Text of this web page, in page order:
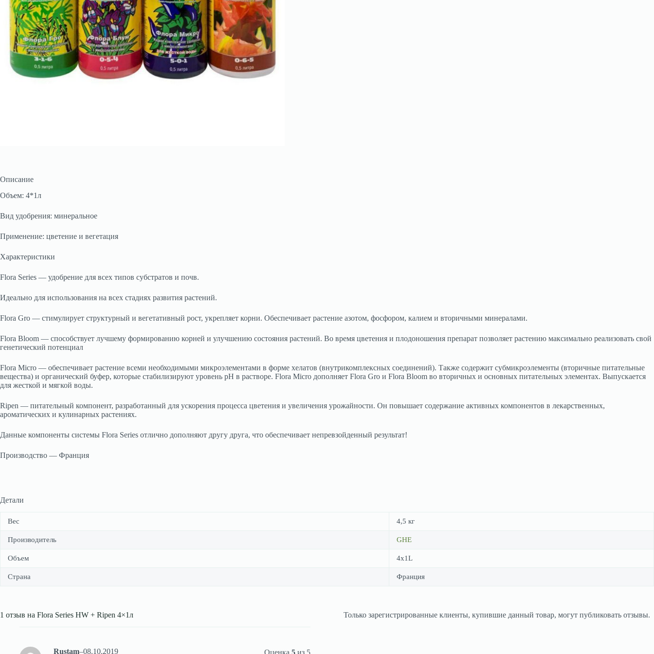
Описание
Объем: 4*1л
Вид удобрения: минеральное
Применение: цветение и вегетация
Характеристики
Flora Series — удобрение для всех типов субстратов и почв.
Идеально для использования на всех стадиях развития растений.
Flora Gro — стимулирует структурный и вегетативный рост, укрепляет корни. Обеспечивает растение азотом, фосфором, калием и вторичными минералами.
Flora Bloom — способствует лучшему формированию корней и улучшению состояния растений. Во время цветения и плодоношения препарат позволяет растению максимально реализовать свой
генетический потенциал
Flora Micro — обеспечивает растение всеми необходимыми микроэлементами в форме хелатов (внутрикомплексных соединений). Также содержит субмикроэлементы (вторичные питательные
вещества) и органический буфер, которые стабилизируют уровень рН в растворе. Flora Micro дополняет Flora Gro и Flora Bloom во вторичных и основных питательных элементах. Выпускается
для жесткой и мягкой воды.
Ripen — питательный компонент, разработанный для ускорения процесса цветения и увеличения урожайности. Он повышает содержание активных компонентов в лекарственных,
ароматических и кулинарных растениях.
Данные компоненты системы Flora Series отлично дополняют другу друга, что обеспечивает непревзойденный результат!
Производство — Франция
Детали
Вес 4,5 кг
Производитель GHE
Объем 4х1L
Страна Франция
1 отзыв на Flora Series HW + Ripen 4×1л
Оценка5 из 5
Rustam–08.10.2019
Только зарегистрированные клиенты, купившие данный товар, могут публиковать отзывы.